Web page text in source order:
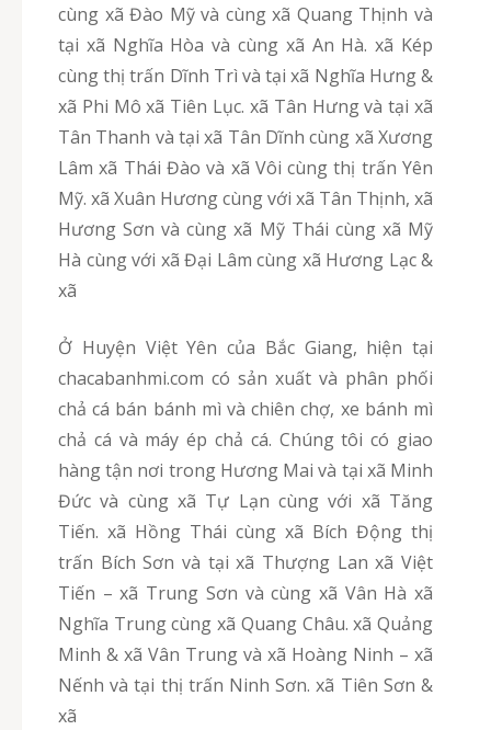
cùng xã Đào Mỹ và cùng xã Quang Thịnh và
tại xã Nghĩa Hòa và cùng xã An Hà. xã Kép
cùng thị trấn Dĩnh Trì và tại xã Nghĩa Hưng &
xã Phi Mô xã Tiên Lục. xã Tân Hưng và tại xã
Tân Thanh và tại xã Tân Dĩnh cùng xã Xương
Lâm xã Thái Đào và xã Vôi cùng thị trấn Yên
Mỹ. xã Xuân Hương cùng với xã Tân Thịnh, xã
Hương Sơn và cùng xã Mỹ Thái cùng xã Mỹ
Hà cùng với xã Đại Lâm cùng xã Hương Lạc &
xã
Ở Huyện Việt Yên của Bắc Giang, hiện tại
chacabanhmi.com có sản xuất và phân phối
chả cá bán bánh mì và chiên chợ, xe bánh mì
chả cá và máy ép chả cá. Chúng tôi có giao
hàng tận nơi trong Hương Mai và tại xã Minh
Đức và cùng xã Tự Lạn cùng với xã Tăng
Tiến. xã Hồng Thái cùng xã Bích Động thị
trấn Bích Sơn và tại xã Thượng Lan xã Việt
Tiến – xã Trung Sơn và cùng xã Vân Hà xã
Nghĩa Trung cùng xã Quang Châu. xã Quảng
Minh & xã Vân Trung và xã Hoàng Ninh – xã
Nếnh và tại thị trấn Ninh Sơn. xã Tiên Sơn &
xã